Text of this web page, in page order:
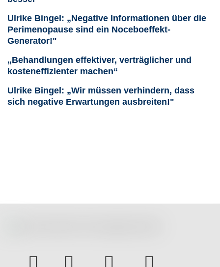
Ulrike Bingel: „Negative Informationen über die
Perimenopause sind ein Noceboeffekt-
Generator!"
„Behandlungen effektiver, verträglicher und
kosteneffizienter machen“
Ulrike Bingel: „Wir müssen verhindern, dass
sich negative Erwartungen ausbreiten!"
instagramFacebook